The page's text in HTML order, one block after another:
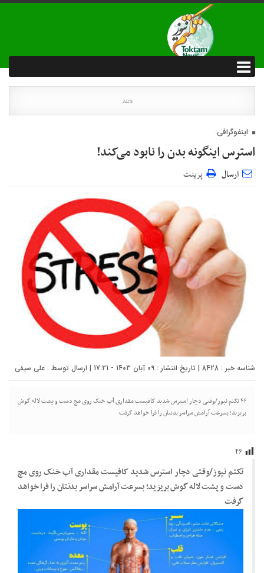
اینفوگرافی:
استرس اینگونه بدن را نابود می‌کند!
ارسال پرینت
شناسه خبر : 8428 | تاریخ انتشار : 09 آبان 1403 - 17:21 | ارسال توسط : علی سیفی
۴۶ تکتم نیوز/وقتی دچار استرس شدید کافیست مقداری آب خنک روی مچ دست و پشت لاله گوش
بریزید؛ بسرعت آرامش سراسر بدنتان را فرا خواهد گرفت
۴۶
تکتم نیوز/وقتی دچار استرس شدید کافیست مقداری آب خنک روی مچ
دست و پشت لاله گوش بریزید؛ بسرعت آرامش سراسر بدنتان را فرا خواهد
گرفت